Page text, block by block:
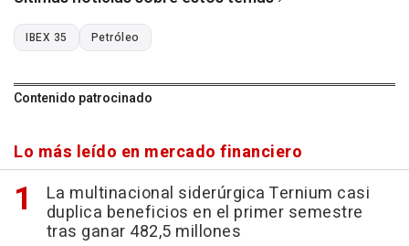
IBEX 35 Petróleo
Contenido patrocinado
Lo más leído en mercado financiero
La multinacional siderúrgica Ternium casi
duplica beneficios en el primer semestre
tras ganar 482,5 millones